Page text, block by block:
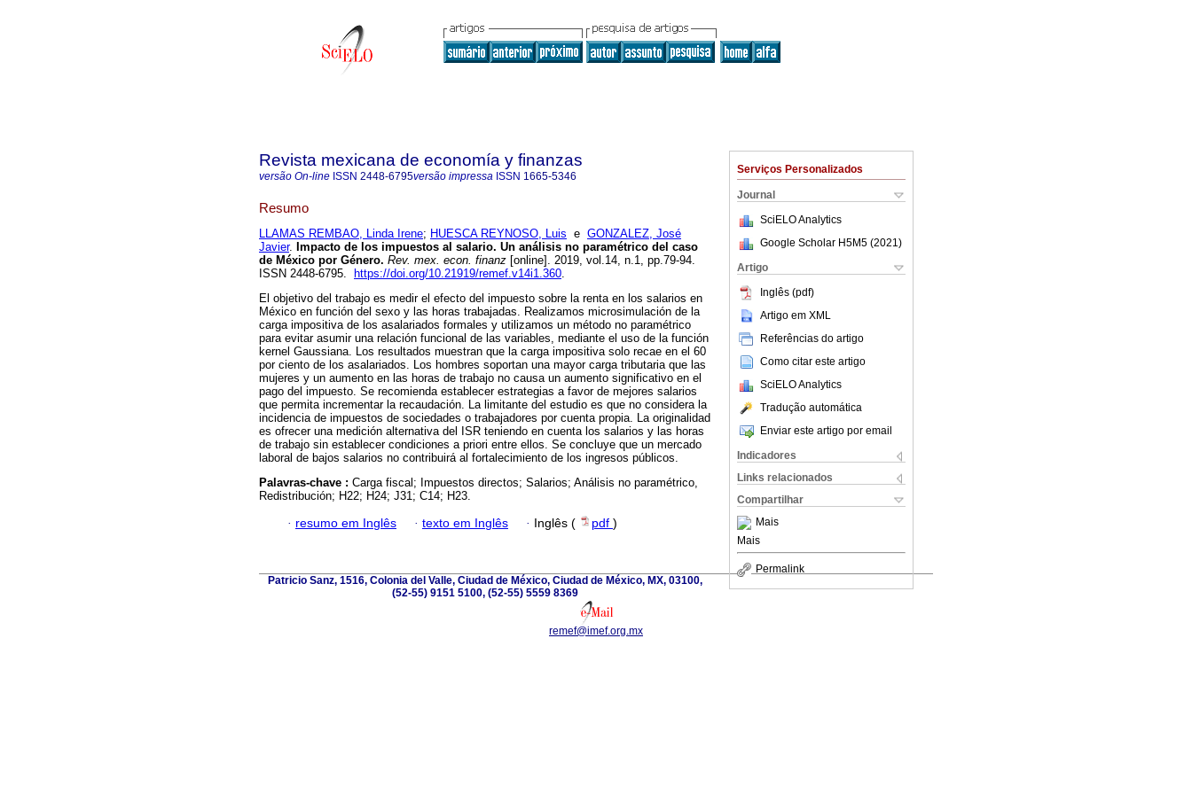
Serviços Personalizados
Journal
SciELO Analytics
Google Scholar H5M5 (2021 )
Artigo
Inglês (pdf)
Artigo em XML
Referências do artigo
Como citar este artigo
SciELO Analytics
Tradução automática
Enviar este artigo por email
Indicadores
Links relacionados
Compartilhar
Mais
Mais
Permalink
Revista mexicana de economía y finanzas
versão On-line ISSN 2448-6795versão impressa ISSN 1665-5346
Resumo
LLAMAS REMBAO, Linda Irene; HUESCA REYNOSO, Luis e GONZALEZ, José
Javier. Impacto de los impuestos al salario. Un análisis no paramétrico del caso
de México por Género. Rev. mex. econ. finanz [online]. 2019, vol.14, n.1, pp.79-94.
ISSN 2448-6795.
https://doi.org/10.21919/remef.v14i1.360.
El objetivo del trabajo es medir el efecto del impuesto sobre la renta en los salarios en
México en función del sexo y las horas trabajadas. Realizamos microsimulación de la
carga impositiva de los asalariados formales y utilizamos un método no paramétrico
para evitar asumir una relación funcional de las variables, mediante el uso de la función
kernel Gaussiana. Los resultados muestran que la carga impositiva solo recae en el 60
por ciento de los asalariados. Los hombres soportan una mayor carga tributaria que las
mujeres y un aumento en las horas de trabajo no causa un aumento significativo en el
pago del impuesto. Se recomienda establecer estrategias a favor de mejores salarios
que permita incrementar la recaudación. La limitante del estudio es que no considera la
incidencia de impuestos de sociedades o trabajadores por cuenta propia. La originalidad
es ofrecer una medición alternativa del ISR teniendo en cuenta los salarios y las horas
de trabajo sin establecer condiciones a priori entre ellos. Se concluye que un mercado
laboral de bajos salarios no contribuirá al fortalecimiento de los ingresos públicos.
Palavras-chave : Carga fiscal; Impuestos directos; Salarios; Análisis no paramétrico,
Redistribución; H22; H24; J31; C14; H23.
· resumo em Inglês · texto em Inglês · Inglês ( pdf )
Patricio Sanz, 1516, Colonia del Valle, Ciudad de México, Ciudad de México, MX, 03100,
(52-55) 9151 5100, (52-55) 5559 8369
remef@imef.org.mx